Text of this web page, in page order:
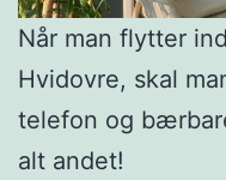
Når man flytter
Hvidovre, skal
telefon og
alt andet!